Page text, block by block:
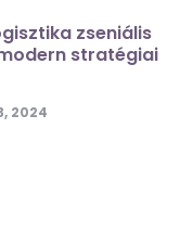
zseniális
stratégiai
2024